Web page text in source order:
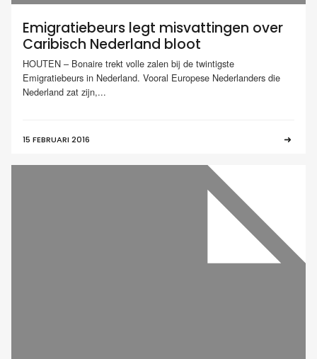
Emigratiebeurs legt misvattingen over
Caribisch Nederland bloot
HOUTEN – Bonaire trekt volle zalen bij de twintigste
Emigratiebeurs in Nederland. Vooral Europese Nederlanders die
Nederland zat zijn,...
15 FEBRUARI 2016